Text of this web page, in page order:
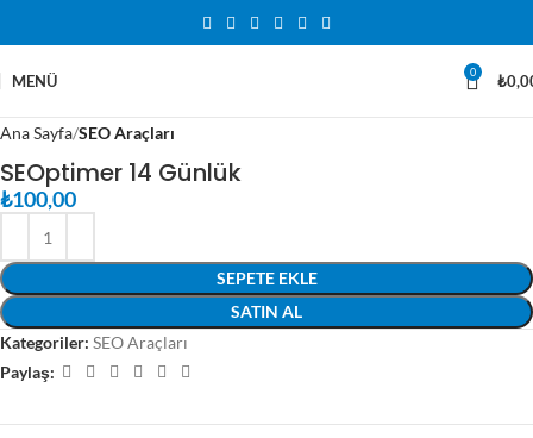
MENÜ 0 ₺
Ana Sayfa SEO Araçları
SEOptimer 14 Günlük
₺100,00
SEPETE EKLE
SATIN AL
Kategoriler: SEO Araçları
Paylaş: